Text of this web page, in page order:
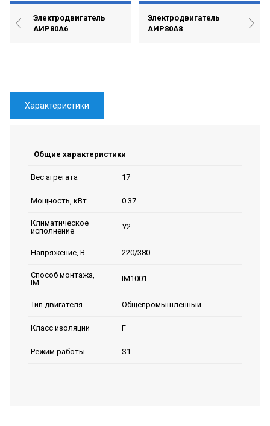
Электродвигатель
АИР80А6
Электродвигатель
АИР80А8
Характеристики
Общие характеристики
Вес агрегата 17
Мощность, кВт 0.37
Климатическое
исполнение
У2
Напряжение, В 220/380
Способ монтажа,
IM
IM1001
Тип двигателя Общепромышленный
Класс изоляции F
Режим работы S1